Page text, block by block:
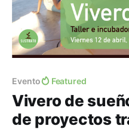
Evento Featured
Vivero de
de proyectos